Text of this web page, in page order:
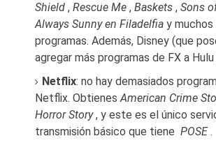
Shield , Rescue Me , Baskets , Sons
Always Sunny en Filadelfia y
programas. Además, Disney (que
agregar más programas de FX a
Netflix: no hay demasiados
Netflix. Obtienes American Crime
Horror Story, y este es el único
transmisión básico que tiene POSE.